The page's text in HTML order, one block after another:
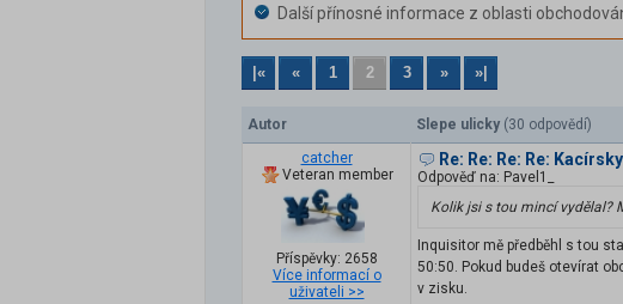
Další přínosné informace z oblasti
|« « 1 2 3 » »|
Autor Slepe ulicky (30 odpovědí)
catcher
Veteran member
Příspěvky: 2658
Více informací o
uživateli >>
Re: Re: Re: Re:
Odpověď na: Pavel1_
Kolik jsi s tou mincí vydělal?
Inquisitor mě předběhl s tou
50:50. Pokud budeš otevírat
v zisku.